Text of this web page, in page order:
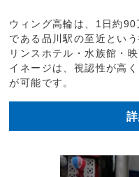
ウィング高輪は、1日約
である品川駅の至近とい
リンスホテル・水族館・
イネージは、視認性が高
が可能です。